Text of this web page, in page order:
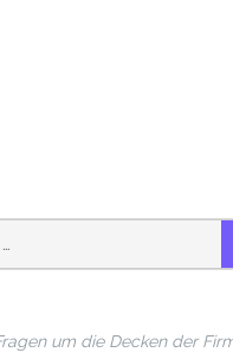
um die Decken der